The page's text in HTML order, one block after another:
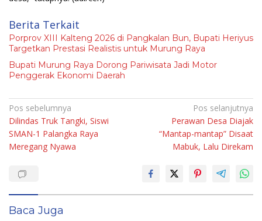
Berita Terkait
Porprov XIII Kalteng 2026 di Pangkalan Bun, Bupati Heriyus
Targetkan Prestasi Realistis untuk Murung Raya
Bupati Murung Raya Dorong Pariwisata Jadi Motor
Penggerak Ekonomi Daerah
Navigasi
pos
Pos sebelumnya
Dilindas Truk Tangki, Siswi
SMAN-1 Palangka Raya
Meregang Nyawa
Pos selanjutnya
Perawan Desa Diajak
“Mantap-mantap” Disaat
Mabuk, Lalu Direkam
Baca Juga